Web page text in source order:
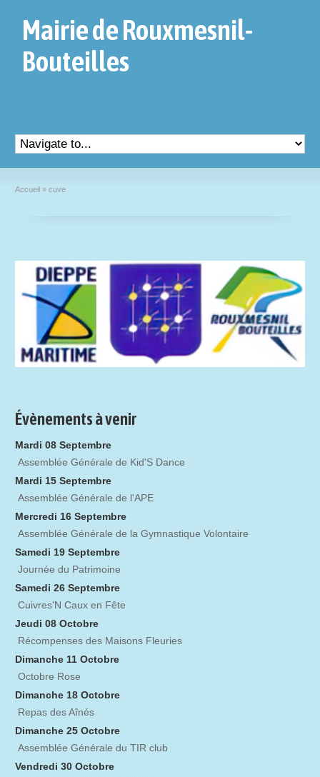
Mairie de Rouxmesnil-
Bouteilles
Accueil » cuve
Évènements à venir
Mardi 08 Septembre
Assemblée Générale de Kid'S Dance
Mardi 15 Septembre
Assemblée Générale de l'APE
Mercredi 16 Septembre
Assemblée Générale de la Gymnastique Volontaire
Samedi 19 Septembre
Journée du Patrimoine
Samedi 26 Septembre
Cuivres'N Caux en Fête
Jeudi 08 Octobre
Récompenses des Maisons Fleuries
Dimanche 11 Octobre
Octobre Rose
Dimanche 18 Octobre
Repas des Aînés
Dimanche 25 Octobre
Assemblée Générale du TIR club
Vendredi 30 Octobre